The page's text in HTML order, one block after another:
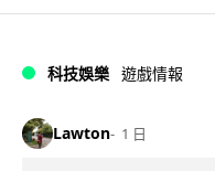
科技娛樂 遊戲情報
Lawton 1 日